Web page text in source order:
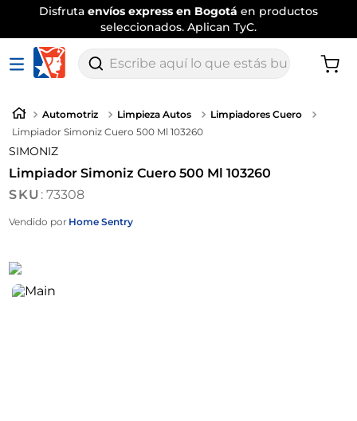
Disfruta envíos express en Bogotá en productos
seleccionados. Aplican TyC.
Escribe aquí lo que estás buscando
Automotriz Limpieza Autos
Limpiadores Cuero
Limpiador Simoniz Cuero 500 Ml 103260
SIMONIZ
Limpiador Simoniz Cuero 500 Ml 103260
:73308
Vendido por Home Sentry